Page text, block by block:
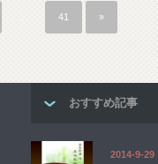
41 »
おすすめ記事
2014-9-29